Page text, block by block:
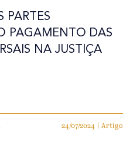
PARTES
PAGAMENTO DAS
NA JUSTIÇA
24/07/2024 | Artigo